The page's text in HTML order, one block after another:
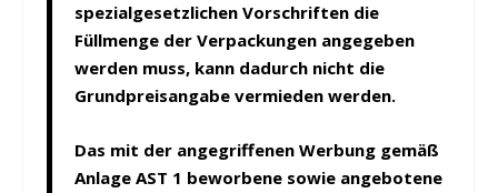
spezialgesetzlichen Vorschriften die
Füllmenge der Verpackungen angegeben
werden muss, kann dadurch nicht die
Grundpreisangabe vermieden werden.
Das mit der angegriffenen Werbung gemäß
Anlage AST 1 beworbene sowie angebotene